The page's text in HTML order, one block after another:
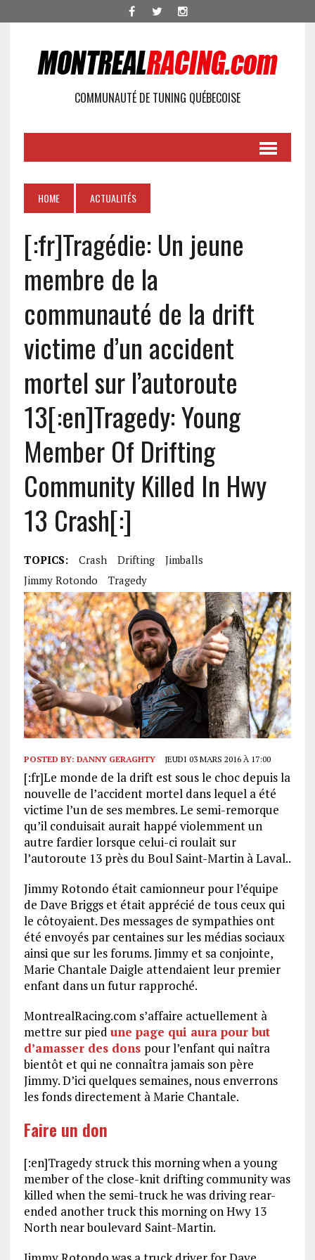
COMMUNAUTÉ DE TUNING QUÉBECOISE
HOME ACTUALITÉS
[:fr]Tragédie: Un jeune
membre de la
communauté de la drift
victime d’un accident
mortel sur l’autoroute
13[:en]Tragedy: Young
Member Of Drifting
Community Killed In Hwy
13 Crash[:]
TOPICS: Crash Drifting
Jimballs
Jimmy Rotondo
Tragedy
POSTED BY: DANNY GERAGHTY JEUDI 03 MARS 2016 À 17:00
[:fr]Le monde de la drift est sous le choc depuis la
nouvelle de l’accident mortel dans lequel a été
victime l’un de ses membres. Le semi-remorque
qu’il conduisait aurait happé violemment un
autre fardier lorsque celui-ci roulait sur
l’autoroute 13 près du Boul Saint-Martin à Laval..
Jimmy Rotondo était camionneur pour l’équipe
de Dave Briggs et était apprécié de tous ceux qui
le côtoyaient. Des messages de sympathies ont
été envoyés par centaines sur les médias sociaux
ainsi que sur les forums. Jimmy et sa conjointe,
Marie Chantale Daigle attendaient leur premier
enfant dans un futur rapproché.
MontrealRacing.com s’affaire actuellement à
mettre sur pied une page qui aura pour but
d’amasser des dons pour l’enfant qui naîtra
bientôt et qui ne connaîtra jamais son père
Jimmy. D’ici quelques semaines, nous enverrons
les fonds directement à Marie Chantale.
Faire un don
[:en]Tragedy struck this morning when a young
member of the close-knit drifting community was
killed when the semi-truck he was driving rear-
ended another truck this morning on Hwy 13
North near boulevard Saint-Martin.